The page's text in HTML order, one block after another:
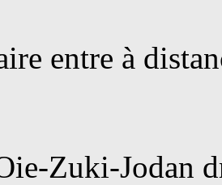
entre à
Zuki-Jodan